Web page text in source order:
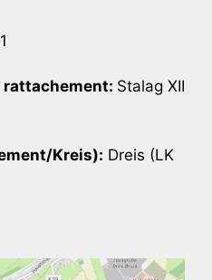
rattachement: Stalag XII
Kreis): Dreis (LK